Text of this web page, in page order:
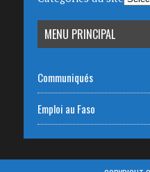
MENU PRINCIPAL
Communiqués
Emploi au Faso